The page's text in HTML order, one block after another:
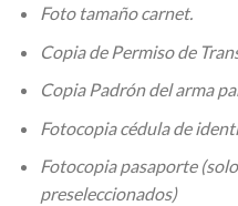
Foto tamaño carnet.
Copia de Permiso de
Copia Padrón del arma
Fotocopia cédula de
Fotocopia pasaporte
preseleccionados)